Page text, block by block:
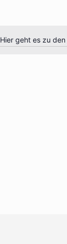
Hinweis
geht es zu den